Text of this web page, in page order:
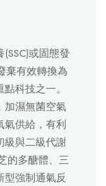
或固態發
棄有效轉換為
科技之一。
加濕無菌空氣
氣供給，有利
級與二級代謝
的多醣體、三
型強制通氣反